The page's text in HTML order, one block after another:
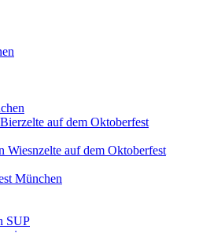
auf dem Oktoberfest
Wiesnzelte auf dem Oktoberfest
München
SUP